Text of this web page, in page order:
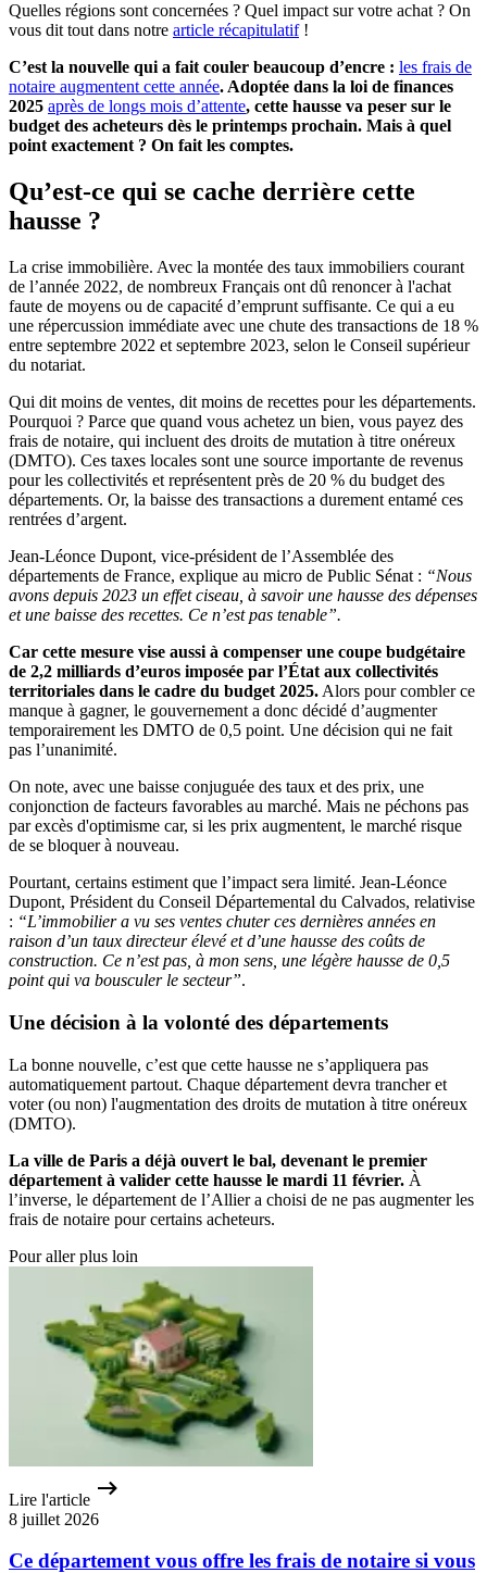
Quelles régions sont concernées ? Quel impact sur votre achat ? On
vous dit tout dans notre article récapitulatif!
C’est la nouvelle qui a fait couler beaucoup d’encre : les frais de
notaire augmentent cette année. Adoptée dans la loi de finances
2025 après de longs mois d’attente, cette hausse va peser sur le
budget des acheteurs dès le printemps prochain. Mais à quel
point exactement ? On fait les comptes.
Qu’est-ce qui se cache derrière cette
hausse ?
La crise immobilière. Avec la montée des taux immobiliers courant
de l’année 2022, de nombreux Français ont dû renoncer à l'achat
faute de moyens ou de capacité d’emprunt suffisante. Ce qui a eu
une répercussion immédiate avec une chute des transactions de 18 %
entre septembre 2022 et septembre 2023, selon le Conseil supérieur
du notariat.
Qui dit moins de ventes, dit moins de recettes pour les départements.
Pourquoi ? Parce que quand vous achetez un bien, vous payez des
frais de notaire, qui incluent des droits de mutation à titre onéreux
(DMTO). Ces taxes locales sont une source importante de revenus
pour les collectivités et représentent près de 20 % du budget des
départements. Or, la baisse des transactions a durement entamé ces
rentrées d’argent.
Jean-Léonce Dupont, vice-président de l’Assemblée des
départements de France, explique au micro de Public Sénat : “Nous
avons depuis 2023 un effet ciseau, à savoir une hausse des dépenses
et une baisse des recettes. Ce n’est pas tenable”.
Car cette mesure vise aussi à compenser une coupe budgétaire
de 2,2 milliards d’euros imposée par l’État aux collectivités
territoriales dans le cadre du budget 2025. Alors pour combler ce
manque à gagner, le gouvernement a donc décidé d’augmenter
temporairement les DMTO de 0,5 point. Une décision qui ne fait
pas l’unanimité.
On note, avec une baisse conjuguée des taux et des prix, une
conjonction de facteurs favorables au marché. Mais ne péchons pas
par excès d'optimisme car, si les prix augmentent, le marché risque
de se bloquer à nouveau.
Pourtant, certains estiment que l’impact sera limité. Jean-Léonce
Dupont, Président du Conseil Départemental du Calvados, relativise
: “L’immobilier a vu ses ventes chuter ces dernières années en
raison d’un taux directeur élevé et d’une hausse des coûts de
construction. Ce n’est pas, à mon sens, une légère hausse de 0,5
point qui va bousculer le secteur”.
Une décision à la volonté des départements
La bonne nouvelle, c’est que cette hausse ne s’appliquera pas
automatiquement partout. Chaque département devra trancher et
voter (ou non) l'augmentation des droits de mutation à titre onéreux
(DMTO).
La ville de Paris a déjà ouvert le bal, devenant le premier
département à valider cette hausse le mardi 11 février. À
l’inverse, le département de l’Allier a choisi de ne pas augmenter les
frais de notaire pour certains acheteurs.
Pour aller plus loin
Lire l'article
8 juillet 2026
Ce département vous offre les frais de notaire si vous